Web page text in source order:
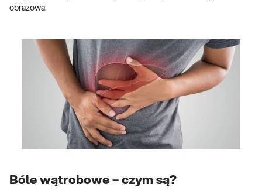
obrazowa.
Bóle wątrobowe – czym są?